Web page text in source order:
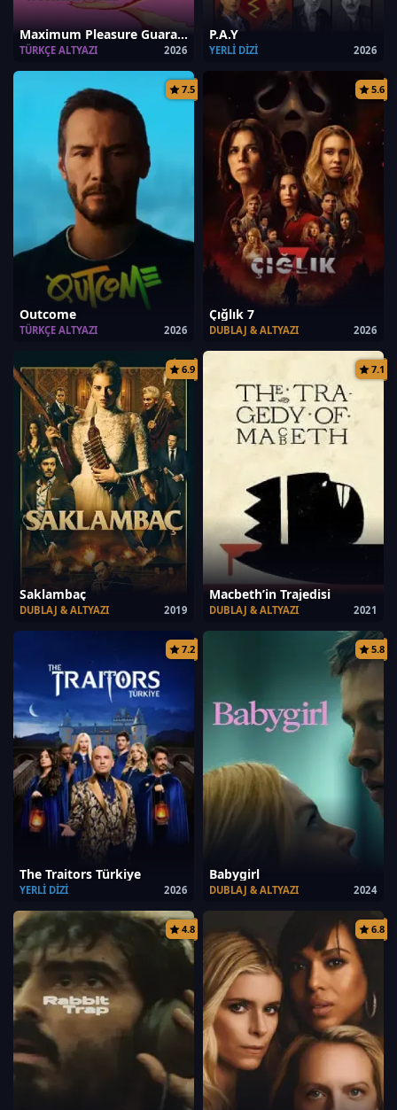
Maximum Pleasure Guaranteed
2026
TÜRKÇE ALTYAZI
P.A.Y
2026
YERLI DIZI
7.5
Outcome
2026
TÜRKÇE ALTYAZI
5.6
Çığlık 7
2026
DUBLAJ & ALTYAZI
6.9
Saklambaç
2019
DUBLAJ & ALTYAZI
7.1
Macbeth’in Trajedisi
2021
DUBLAJ & ALTYAZI
7.2
The Traitors Türkiye
2026
YERLI DIZI
5.8
Babygirl
2024
DUBLAJ & ALTYAZI
4.8 6.8